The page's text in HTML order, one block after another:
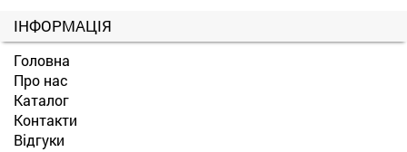
ІНФОРМАЦІЯ
Головна
Про нас
Каталог
Контакти
Відгуки